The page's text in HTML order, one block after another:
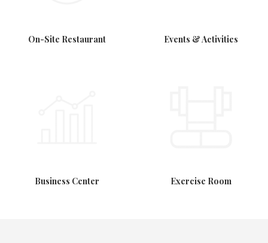
On-Site Restaurant Events & Activities
Business Center Exercise Room